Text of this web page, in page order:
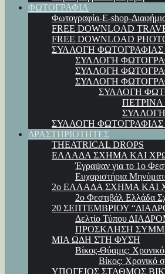
ΦΩΤΟΓΡΑΦΙΑ
Φωτογραφία-E-shop-
FREE DOWNLOAD
FREE DOWNLOAD
ΣΥΛΛΟΓΗ
ΣΥΛΛΟΓΗ
ΣΥΛΛΟΓΗ
ΣΥΛΛΟΓΗ
ΣΥΛΛΟΓΗ
ΣΥΛΛΟΓΗ ΦΩΤΟΓΡΑΦΙΑΣ
ΔΡΑΣΤΗΡΙΟΤΗΤΕΣ
THEATRICAL DROPS
ΕΛΛΑΔΑ ΣΧΗΜΑ ΚΑΙ
Έγραψαν για το 1ο
Ευχαριστήρια
2ο ΕΛΛΑΔΑ ΣΧΗΜΑ ΚΑΙ
2ο Φεστιβάλ Ελλάδα
20 ΣΕΠΤΕΜΒΡΙΟΥ
Δελτίο Τύπου
ΠΡΟΣΚΛΗΣΗ
ΜΙΑ ΩΔΗ ΣΤΗ ΦΥΣΗ
Βίκος-Θύαμις: Χρονικό
Βίκος: Χρονικό
ΥΠΟΓΕΙΟΣ ΣΤΑΘΜΟΣ